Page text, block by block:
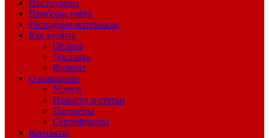
Инструмент
Приборы учёта
Расходные материалы
Как купить
Оплата
Доставка
Возврат
О компании
Услуги
Новости и статьи
Партнёры
Сертификаты
Контакты